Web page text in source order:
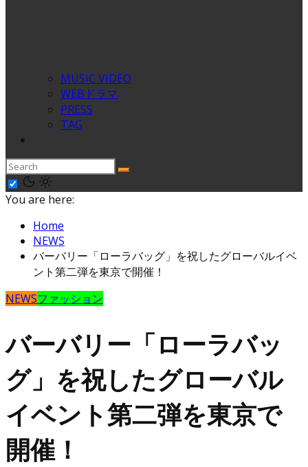
MUSIC VIDEO
WEBドラマ
PRESS
TAG
You are here:
Home
NEWS
バーバリー「ローラバッグ」を祝したグローバルイベ
ント第二弾を東京で開催！
NEWSファッション
バーバリー「ローラバッ
グ」を祝したグローバル
イベント第二弾を東京で
開催！